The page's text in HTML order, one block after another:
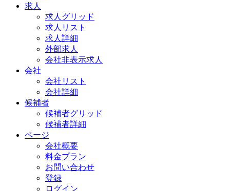
求人
求人グリッド
求人リスト
求人詳細
外部求人
会社非表示求人
会社
会社リスト
会社詳細
候補者
候補者グリッド
候補者詳細
ページ
会社概要
料金プラン
お問い合わせ
登録
ログイン